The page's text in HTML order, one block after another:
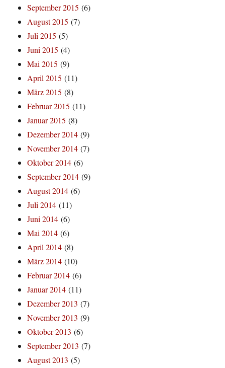
September 2015 (6)
August 2015 (7)
Juli 2015 (5)
Juni 2015 (4)
Mai 2015 (9)
April 2015 (11)
März 2015 (8)
Februar 2015 (11)
Januar 2015 (8)
Dezember 2014 (9)
November 2014 (7)
Oktober 2014 (6)
September 2014 (9)
August 2014 (6)
Juli 2014 (11)
Juni 2014 (6)
Mai 2014 (6)
April 2014 (8)
März 2014 (10)
Februar 2014 (6)
Januar 2014 (11)
Dezember 2013 (7)
November 2013 (9)
Oktober 2013 (6)
September 2013 (7)
August 2013 (5)